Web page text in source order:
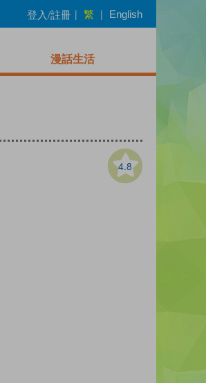
登入/註冊 | 繁 | English
漫話生活
4.8